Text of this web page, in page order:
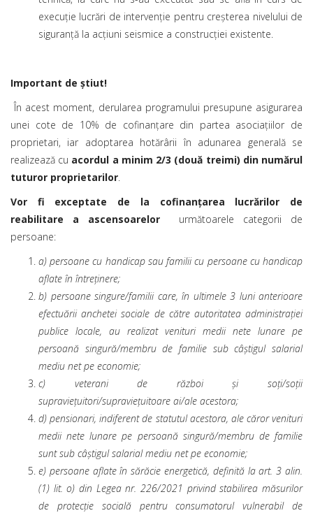
execuţie lucrări de intervenţie pentru creşterea nivelului de
siguranţă la acţiuni seismice a construcţiei existente.
Important de știut!
În acest moment, derularea programului presupune asigurarea
unei cote de 10% de cofinanțare din partea asociațiilor de
proprietari, iar adoptarea hotărârii în adunarea generală se
realizează cu acordul a minim 2/3 (două treimi) din numărul
tuturor proprietarilor.
Vor fi exceptate de la cofinanțarea lucrărilor de
reabilitare a ascensoarelor următoarele categorii de
persoane:
a) persoane cu handicap sau familii cu persoane cu handicap
aflate în întreţinere;
b) persoane singure/familii care, în ultimele 3 luni anterioare
efectuării anchetei sociale de către autoritatea administraţiei
publice locale, au realizat venituri medii nete lunare pe
persoană singură/membru de familie sub câştigul salarial
mediu net pe economie;
c) veterani de război şi soţi/soţii
supravieţuitori/supravieţuitoare ai/ale acestora;
d) pensionari, indiferent de statutul acestora, ale căror venituri
medii nete lunare pe persoană singură/membru de familie
sunt sub câştigul salarial mediu net pe economie;
e) persoane aflate în sărăcie energetică, definită la art. 3 alin.
(1) lit. o) din Legea nr. 226/2021 privind stabilirea măsurilor
de protecţie socială pentru consumatorul vulnerabil de